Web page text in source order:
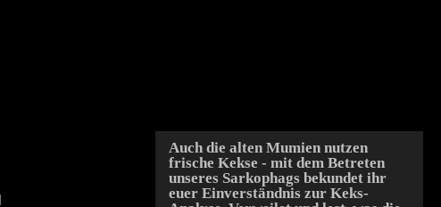
Auch die alten Mumien nutzen
frische Kekse - mit dem Betreten
unseres Sarkophags bekundet ihr
euer Einverständnis zur Keks-